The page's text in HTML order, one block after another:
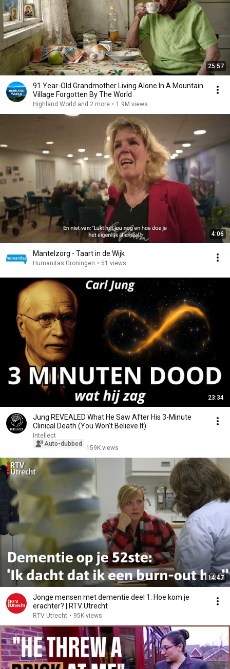
25:57
91 Year-Old Grandmother Living Alone In A Mountain
Village Forgotten By The World
Highland World and 2 more • 1.9M views
4:06
Mantelzorg - Taart in de Wijk
Humanitas Groningen • 51 views
23:34
Jung REVEALED What He Saw After His 3-Minute
Clinical Death (You Won't Believe It)
Intellect
Auto-dubbed
159K views
14:47
Jonge mensen met dementie deel 1: Hoe kom je
erachter? | RTV Utrecht
RTV Utrecht • 95K views